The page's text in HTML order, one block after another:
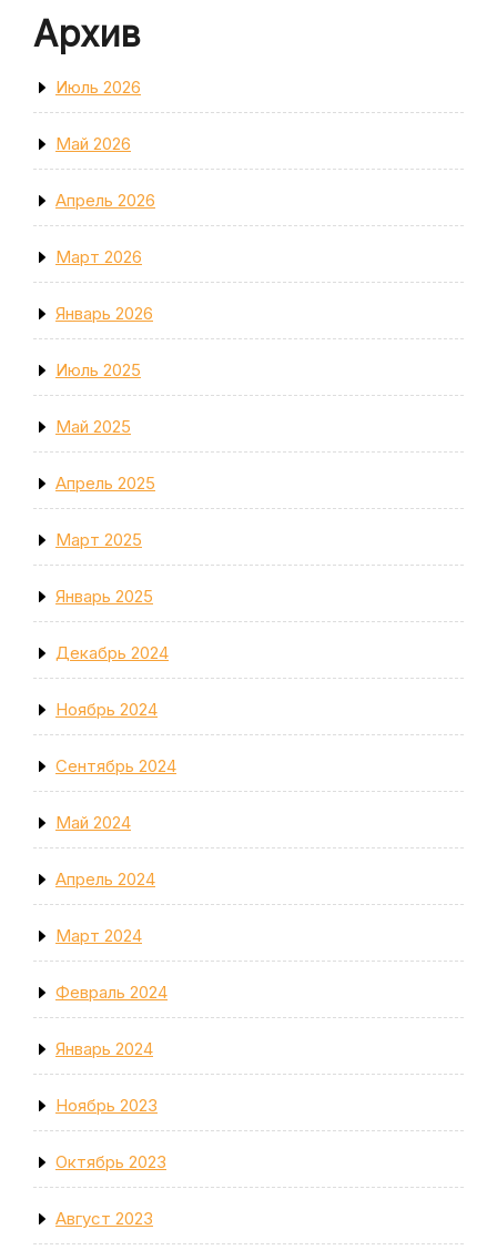
Архив
Июль 2026
Май 2026
Апрель 2026
Март 2026
Январь 2026
Июль 2025
Май 2025
Апрель 2025
Март 2025
Январь 2025
Декабрь 2024
Ноябрь 2024
Сентябрь 2024
Май 2024
Апрель 2024
Март 2024
Февраль 2024
Январь 2024
Ноябрь 2023
Октябрь 2023
Август 2023